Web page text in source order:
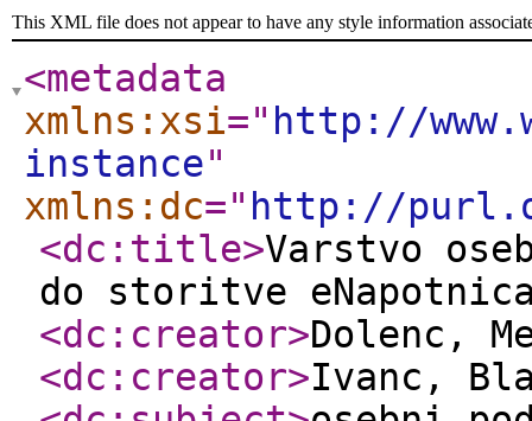
This XML file does not appear to have any style information
<metadata
xmlns:xsi=" http://
instance"
xmlns:dc=" http://
<dc:title>Varstvo
do storitve
<dc:creator>Dolenc,
<dc:creator>Ivanc,